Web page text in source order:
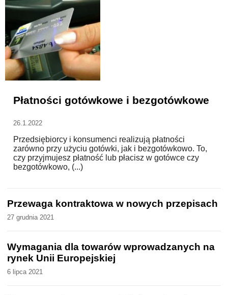
ZMIANY W PRAWIE
WZORY DOKUMENTÓW
Płatności gotówkowe i bezgotówkowe
26.1.2022
Przedsiębiorcy i konsumenci realizują płatności
zarówno przy użyciu gotówki, jak i bezgotówkowo. To,
czy przyjmujesz płatność lub płacisz w gotówce czy
bezgotówkowo, (...)
Przewaga kontraktowa w nowych przepisach
27 grudnia 2021
Wymagania dla towarów wprowadzanych na
rynek Unii Europejskiej
6 lipca 2021